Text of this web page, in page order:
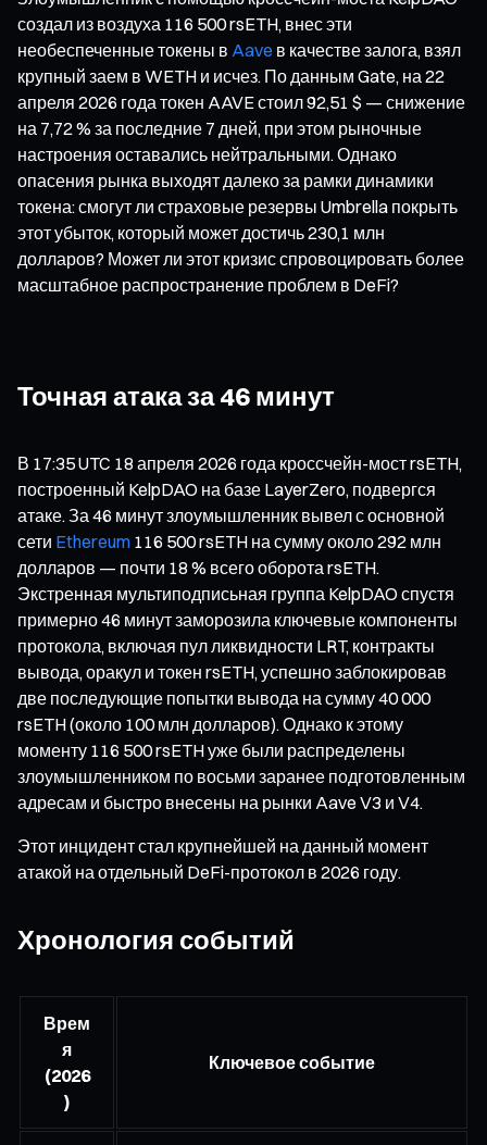
создал из воздуха 116 500 rsETH, внес эти
необеспеченные токены в Aave в качестве залога, взял
крупный заем в WETH и исчез. По данным Gate, на 22
апреля 2026 года токен AAVE стоил 92,51 $ — снижение
на 7,72 % за последние 7 дней, при этом рыночные
настроения оставались нейтральными. Однако
опасения рынка выходят далеко за рамки динамики
токена: смогут ли страховые резервы Umbrella покрыть
этот убыток, который может достичь 230,1 млн
долларов? Может ли этот кризис спровоцировать более
масштабное распространение проблем в DeFi?
Точная атака за 46 минут
В 17:35 UTC 18 апреля 2026 года кроссчейн-мост rsETH,
построенный KelpDAO на базе LayerZero, подвергся
атаке. За 46 минут злоумышленник вывел с основной
сети Ethereum 116 500 rsETH на сумму около 292 млн
долларов — почти 18 % всего оборота rsETH.
Экстренная мультиподписьная группа KelpDAO спустя
примерно 46 минут заморозила ключевые компоненты
протокола, включая пул ликвидности LRT, контракты
вывода, оракул и токен rsETH, успешно заблокировав
две последующие попытки вывода на сумму 40 000
rsETH (около 100 млн долларов). Однако к этому
моменту 116 500 rsETH уже были распределены
злоумышленником по восьми заранее подготовленным
адресам и быстро внесены на рынки Aave V3 и V4.
Этот инцидент стал крупнейшей на данный момент
атакой на отдельный DeFi-протокол в 2026 году.
Хронология событий
Врем
я
(2026
)
Ключевое событие